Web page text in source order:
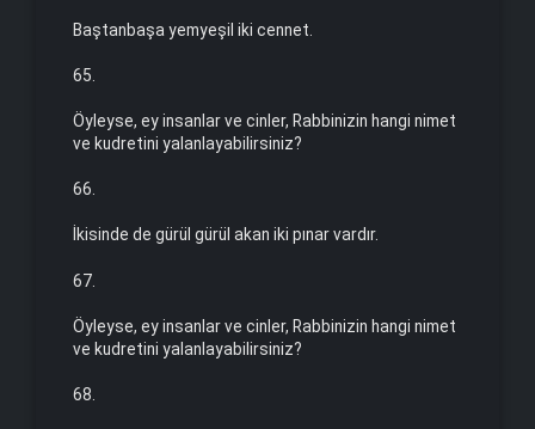
Baştanbaşa yemyeşil iki cennet.
65.
Öyleyse, ey insanlar ve cinler, Rabbinizin hangi nimet
ve kud­retini yalanlayabilirsiniz?
66.
İkisinde de gürül gürül akan iki pınar vardır.
67.
Öyleyse, ey insanlar ve cinler, Rabbinizin hangi nimet
ve kud­retini yalanlayabilirsiniz?
68.